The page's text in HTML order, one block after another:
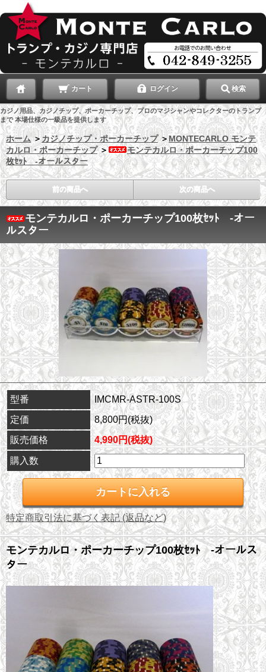
カート ログイン 検索
カジノ用品、カジノチップ、ポーカーチップ、プロのマジシャンやコレクターのトランプ
まで 本場仕様の一級品を提供します
ホーム ＞ カジノチップ・ポーカーチップ ＞MONTECARLO モンテ
カルロ・ポーカーチップ ＞
モンテカルロ・ポーカーチップ100
枚ｾｯﾄ -オールスター
前の商品へ 次の商品へ
モンテカルロ・ポーカーチップ100枚ｾｯﾄ -オー
ルスター
型番
IMCMR-ASTR-100S
定価
8,800円(税抜)
販売価格
4,990円(税抜)
購入数
特定商取引法に基づく表記 (返品など)
モンテカルロ・ポーカーチップ100枚ｾｯﾄ -オールス
ター